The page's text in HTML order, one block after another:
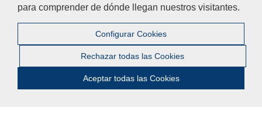
para comprender de dónde llegan nuestros visitantes.
Configurar Cookies
Rechazar todas las Cookies
Aceptar todas las Cookies
Buzón de consultas
Si tienes dudas, contacta con nosotros.
© 2019 Universidad Pablo de Olavide - Facultad de Humanidades